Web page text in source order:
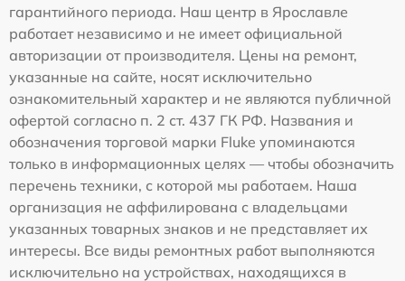
гарантийного периода. Наш центр в Ярославле
работает независимо и не имеет официальной
авторизации от производителя. Цены на ремонт,
указанные на сайте, носят исключительно
ознакомительный характер и не являются публичной
офертой согласно п. 2 ст. 437 ГК РФ. Названия и
обозначения торговой марки Fluke упоминаются
только в информационных целях — чтобы обозначить
перечень техники, с которой мы работаем. Наша
организация не аффилирована с владельцами
указанных товарных знаков и не представляет их
интересы. Все виды ремонтных работ выполняются
исключительно на устройствах, находящихся в